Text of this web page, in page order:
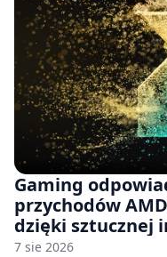
Gaming
przychodów
dzięki sztucznej
7 sie 2026